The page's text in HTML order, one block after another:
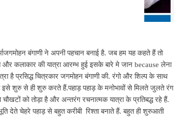
बंगाणी ने अपनी पहचान बनाई है. जब हम यह कहते हैं तो
कलाकार की यात्रा आरम्भ हुई इसके बारे मे जान because लेना
है प्रसिद्ध चित्रकार जगमोहन बंगाणी की. रंगो और शिल्प के साथ
इसे शुरु से ही शुरु करते हैं.पहाड़ पहाड़ के मनोभावों से मिलते जुलते रंग
को तोड़ा है और अन्तरंग रचनात्मक यात्रा के प्रतिबद्ध रहे हैं.
देते चेहरे पहाड़ से बहुत करीबी रिश्ता बनाते हैं. बहुत ही शुरुआती